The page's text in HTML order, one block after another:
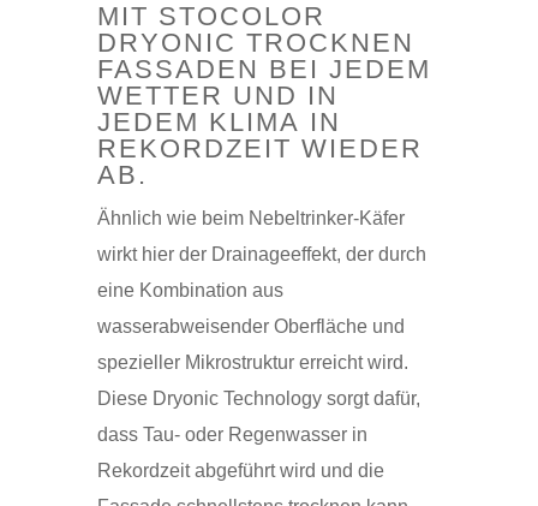
MIT STOCOLOR
DRYONIC TROCKNEN
FASSADEN BEI JEDEM
WETTER UND IN
JEDEM KLIMA IN
REKORDZEIT WIEDER
AB.
Ähnlich wie beim Nebeltrinker-Käfer
wirkt hier der Drainageeffekt, der durch
eine Kombination aus
wasserabweisender Oberfläche und
spezieller Mikrostruktur erreicht wird.
Diese Dryonic Technology sorgt dafür,
dass Tau- oder Regenwasser in
Rekordzeit abgeführt wird und die